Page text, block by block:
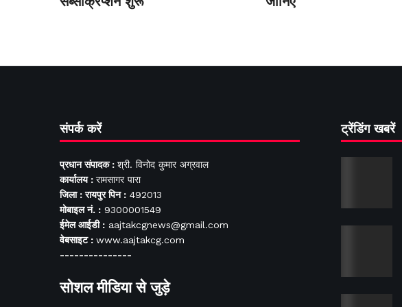
संपर्क करें
प्रधान संपादक : श्री. विनोद कुमार अग्रवाल
कार्यालय : रामसागर पारा
जिला : रायपुर पिन : 492013
मोबाइल नं. : 9300001549
ईमेल आईडी : aajtakcgnews@gmail.com
वेबसाइट : www.aajtakcg.com
---------------
सोशल मीडिया से जुड़े
ट्रेंडिंग खबरें